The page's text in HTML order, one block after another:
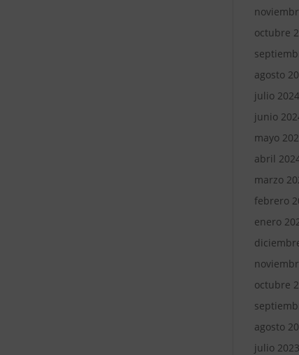
octubre
agosto
julio 2024
junio
mayo
abril
marzo
febrero
enero
octubre
agosto
julio 2023